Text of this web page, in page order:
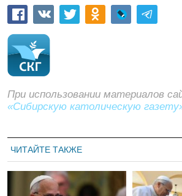
При использовании материалов
«Сибирскую католическую
ЧИТАЙТЕ ТАКЖЕ